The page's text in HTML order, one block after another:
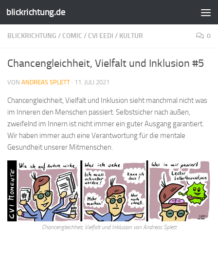
Zum Inhalt springen
blickrichtung.de
BLICKRICHTUNG / COMIC / CVI EEDI / KULTUR 0
Chancengleichheit, Vielfalt und Inklusion #5
VON ANDREAS SPLETT · 11. JULI 2021
Chancengleichheit, Vielfalt und Inklusion sieht manchmal nicht was
im Inneren den Menschen passiert. Selbstsicher nach außen,
zweifelnd im Innern ist nicht immer ein guter Ausgang garantiert.
Wir haben immer auch eine Verantwortung für die mentale
Gesundheit unserer Mitmenschen.
Chancengleichheit, Vielfalt und Inklusion von Andreas Splett